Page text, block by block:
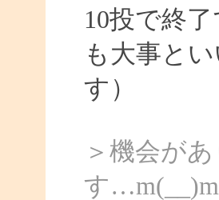
10投で終
も大事と
す）
＞機会が
す…m(__)m